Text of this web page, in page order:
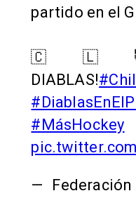
partido en el
🇨🇱😈
DIABLAS!
#MásHockey
—